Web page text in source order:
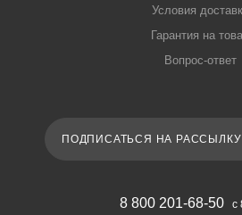
Условия
Гарантия на
Вопрос-ответ
ПОДПИСАТЬСЯ НА РАССЫЛКУ
8 800 201-68-50 с